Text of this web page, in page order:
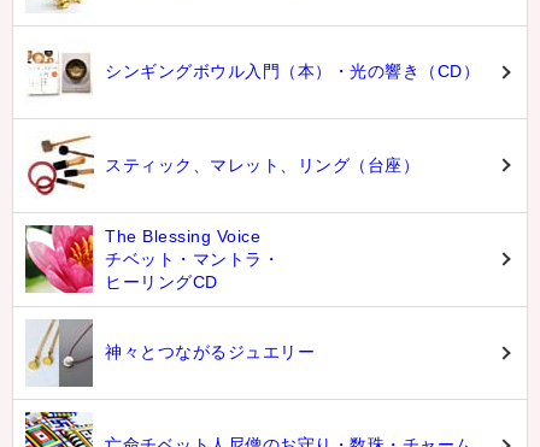
シンギングボウル入門（本）・光の響き（CD）
スティック、マレット、リング（台座）
The Blessing Voice
チベット・マントラ・
ヒーリングCD
神々とつながるジュエリー